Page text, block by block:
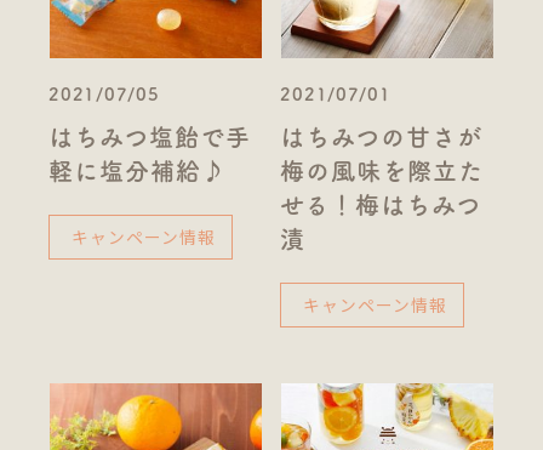
2021/07/05
はちみつ塩飴で手
軽に塩分補給♪
キャンペーン情報
2021/07/01
はちみつの甘さが
梅の風味を際立た
せる！梅はちみつ
漬
キャンペーン情報